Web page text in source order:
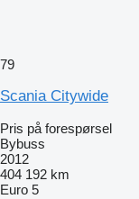
79
Scania Citywide
Pris på forespørsel
Bybuss
2012
404 192 km
Euro 5